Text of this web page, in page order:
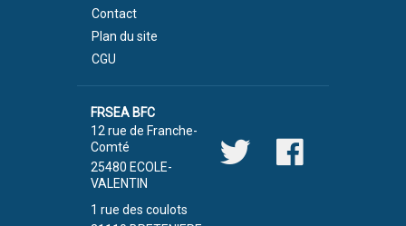
Contact
Plan du site
CGU
FRSEA BFC
12 rue de Franche-
Comté
25480 ECOLE-
VALENTIN
1 rue des coulots